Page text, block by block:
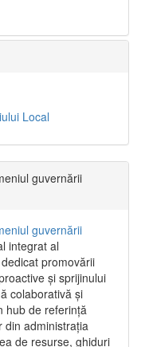
Local
guvernării
guvernării
integrat al
promovării
și sprijinului
colaborativă și
hub de referință
din administrația
de resurse, ghiduri